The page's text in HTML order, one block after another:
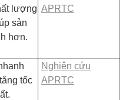
lượng
sản
hơn.
APRTC
tốc
Nghiên cứu
APRTC